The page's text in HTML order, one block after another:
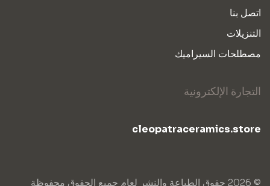
اتصل بنا
التنزيلات
مصطلحات السيراميك
التجارة الإلكترونية
cleopatraceramics.store
© 2026 حقوق الطباعة والنشر لعام جميع الحقوق محفوظة